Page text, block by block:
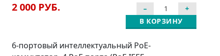
2 000 РУБ.
В КОРЗИНУ
6-портовый интеллектуальный PoE-